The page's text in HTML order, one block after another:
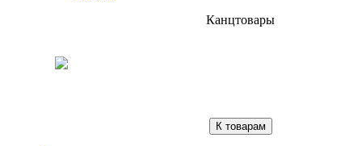
Канцтовары
К товарам